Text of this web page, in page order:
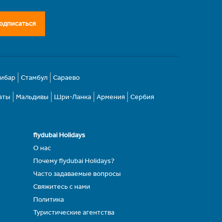
Стамбул Сараево
Мальдивы Шри-Ланка Армения Сербия
flydubai Holidays
О нас
Почему flydubai Holidays?
Часто задаваемые вопросы
Свяжитесь с нами
Политика
Туристические агентства